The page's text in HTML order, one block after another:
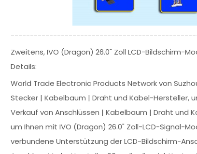
Zweitens, IVO (Dragon) 26.0" Zoll LCD-Bildschirm-
Details:
World Trade Electronic Products Network von
Stecker | Kabelbaum | Draht und Kabel-Hersteller,
Verkauf von Anschlüssen | Kabelbaum | Draht und
um Ihnen mit IVO (Dragon) 26.0" Zoll-LCD-Signal-
verbundene Unterstützung der LCD-Bildschirm-